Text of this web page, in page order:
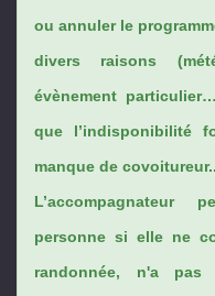
ou annuler le
divers raisons
évènement
que l’indisponibilité
manque de
L’accompagnateur
personne si elle ne
randonnée, n'a pas